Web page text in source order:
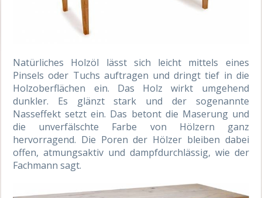
Natürliches Holzöl lässt sich leicht mittels eines
Pinsels oder Tuchs auftragen und dringt tief in die
Holzoberflächen ein. Das Holz wirkt umgehend
dunkler. Es glänzt stark und der sogenannte
Nasseffekt setzt ein. Das betont die Maserung und
die unverfälschte Farbe von Hölzern ganz
hervorragend. Die Poren der Hölzer bleiben dabei
offen, atmungsaktiv und dampfdurchlässig, wie der
Fachmann sagt.